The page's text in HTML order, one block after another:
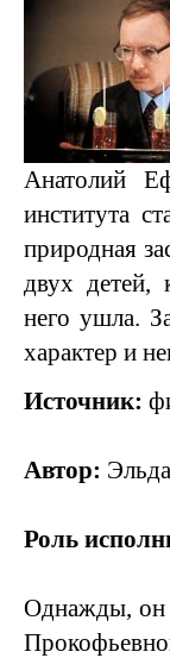
Анатолий
института
природная
двух детей,
него ушла.
характер и
Источник:
Автор:
Роль
Однажды, он